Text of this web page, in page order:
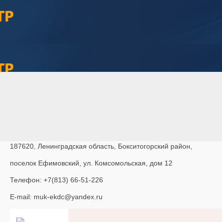
187620, Ленинградская область, Бокситогорский район,
поселок Ефимовский, ул. Комсомольская, дом 12
Телефон: +7(813) 66-51-226
E-mail: muk-ekdc@yandex.ru